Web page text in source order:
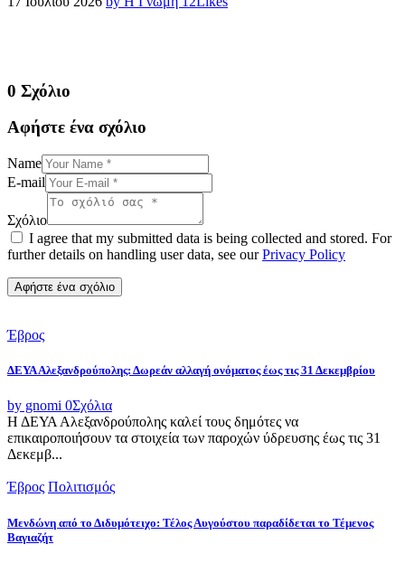
0 Σχόλιο
Αφήστε ένα σχόλιο
Name
E-mail
Σχόλιο
I agree that my submitted data is being collected and stored. For
further details on handling user data, see ourPrivacy Policy
Έβρος
ΔΕΥΑ Αλεξανδρούπολης: Δωρεάν αλλαγή ονόματος έως τις 31 Δεκεμβρίου
by gnomi 0Σχόλια
Η ΔΕΥΑ Αλεξανδρούπολης καλεί τους δημότες να
επικαιροποιήσουν τα στοιχεία των παροχών ύδρευσης έως τις 31
Δεκεμβ...
Έβρος Πολιτισμός
Μενδώνη από το Διδυμότειχο: Τέλος Αυγούστου παραδίδεται το Τέμενος
Βαγιαζήτ